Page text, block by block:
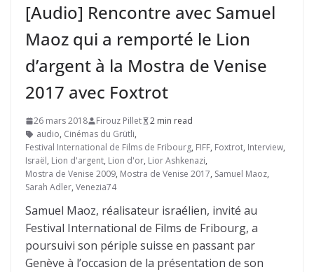
[Audio] Rencontre avec Samuel
Maoz qui a remporté le Lion
d’argent à la Mostra de Venise
2017 avec Foxtrot
26 mars 2018 Firouz Pillet
2 min read
audio, Cinémas du Grütli,
Festival International de Films de Fribourg, FIFF, Foxtrot, Interview,
Israël, Lion d'argent, Lion d'or, Lior Ashkenazi,
Mostra de Venise 2009, Mostra de Venise 2017, Samuel Maoz,
Sarah Adler, Venezia74
Samuel Maoz, réalisateur israélien, invité au
Festival International de Films de Fribourg, a
poursuivi son périple suisse en passant par
Genève à l’occasion de la présentation de son